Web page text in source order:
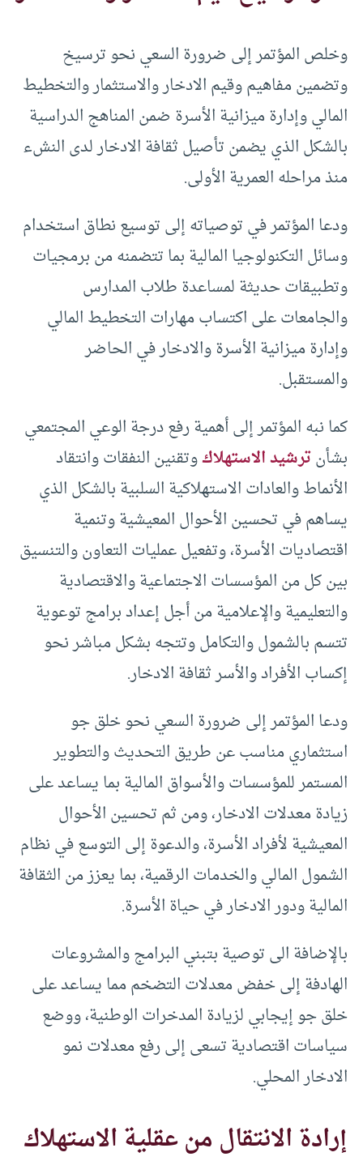
وخلص المؤتمر إلى ضرورة السعي نحو ترسيخ
وتضمين مفاهيم وقيم الادخار والاستثمار والتخطيط
المالي وإدارة ميزانية الأسرة ضمن المناهج الدراسية
بالشكل الذي يضمن تأصيل ثقافة الادخار لدى النشء
منذ مراحله العمرية الأولى.
ودعا المؤتمر في توصياته إلى توسيع نطاق استخدام
وسائل التكنولوجيا المالية بما تتضمنه من برمجيات
وتطبيقات حديثة لمساعدة طلاب المدارس
والجامعات على اكتساب مهارات التخطيط المالي
وإدارة ميزانية الأسرة والادخار في الحاضر
والمستقبل.
كما نبه المؤتمر إلى أهمية رفع درجة الوعي المجتمعي
بشأنترشيد الاستهلاكوتقنين النفقات وانتقاد
الأنماط والعادات الاستهلاكية السلبية بالشكل الذي
يساهم في تحسين الأحوال المعيشية وتنمية
اقتصاديات الأسرة، وتفعيل عمليات التعاون والتنسيق
بين كل من المؤسسات الاجتماعية والاقتصادية
والتعليمية والإعلامية من أجل إعداد برامج توعوية
تتسم بالشمول والتكامل وتتجه بشكل مباشر نحو
إكساب الأفراد والأسر ثقافة الادخار.
ودعا المؤتمر إلى ضرورة السعي نحو خلق جو
استثماري مناسب عن طريق التحديث والتطوير
المستمر للمؤسسات والأسواق المالية بما يساعد على
زيادة معدلات الادخار، ومن ثم تحسين الأحوال
المعيشية لأفراد الأسرة، والدعوة إلى التوسع في نظام
الشمول المالي والخدمات الرقمية، بما يعزز من الثقافة
المالية ودور الادخار في حياة الأسرة.
بالإضافة الى توصية بتبني البرامج والمشروعات
الهادفة إلى خفض معدلات التضخم مما يساعد على
خلق جو إيجابي لزيادة المدخرات الوطنية، ووضع
سياسات اقتصادية تسعى إلى رفع معدلات نمو
الادخار المحلي.
إرادة الانتقال من عقلية الاستهلاك